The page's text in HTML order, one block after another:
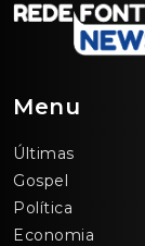
Menu
Últimas
Gospel
Política
Economia